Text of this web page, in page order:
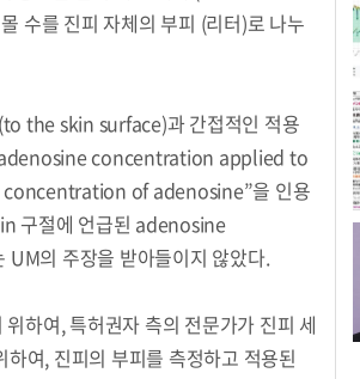
수를 진피 자체의 부피 (리터)로 나누
the skin surface)과 간접적인 적용
adenosine concentration applied to
concentration of adenosine”을 인용
구절에 언급된 adenosine
의 주장을 받아들이지 않았다.
하여, 특허권자 측의 전문가가 진피 세
여, 진피의 부피를 측정하고 적용된